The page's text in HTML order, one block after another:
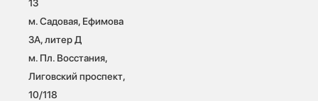
13
м. Садовая, Ефимова
3А, литер Д
м. Пл. Восстания,
Лиговский проспект,
10/118